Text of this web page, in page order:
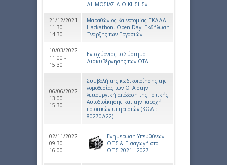
ΔΗΜΟΣΙΑΣ ΔΙΟΙΚΗΣΗΣ»
21/12/2021
11:30 -
14:30
Μαραθώνιος Καινοτομίας ΕΚΔΔΑ
Ηackathon. Open Day- Εκδήλωση
Έναρξης των Εργασιών
10/03/2022
11:00 -
15:30
Ενισχύοντας το Σύστημα
Διακυβέρνησης των ΟΤΑ
06/06/2022
13:00 -
15:30
Συμβολή της κωδικοποίησης της
νομοθεσίας των ΟΤΑ στην
λειτουργική απόδοση της Τοπικής
Αυτοδιοίκησης και την παροχή
ποιοτικών υπηρεσιών (ΚΩΔ.:
80270Δ22)
02/11/2022
09:30 -
16:00
Ενημέρωση Υπευθύνων
ΟΠΣ & Εισαγωγή στο
ΟΠΣ 2021 - 2027